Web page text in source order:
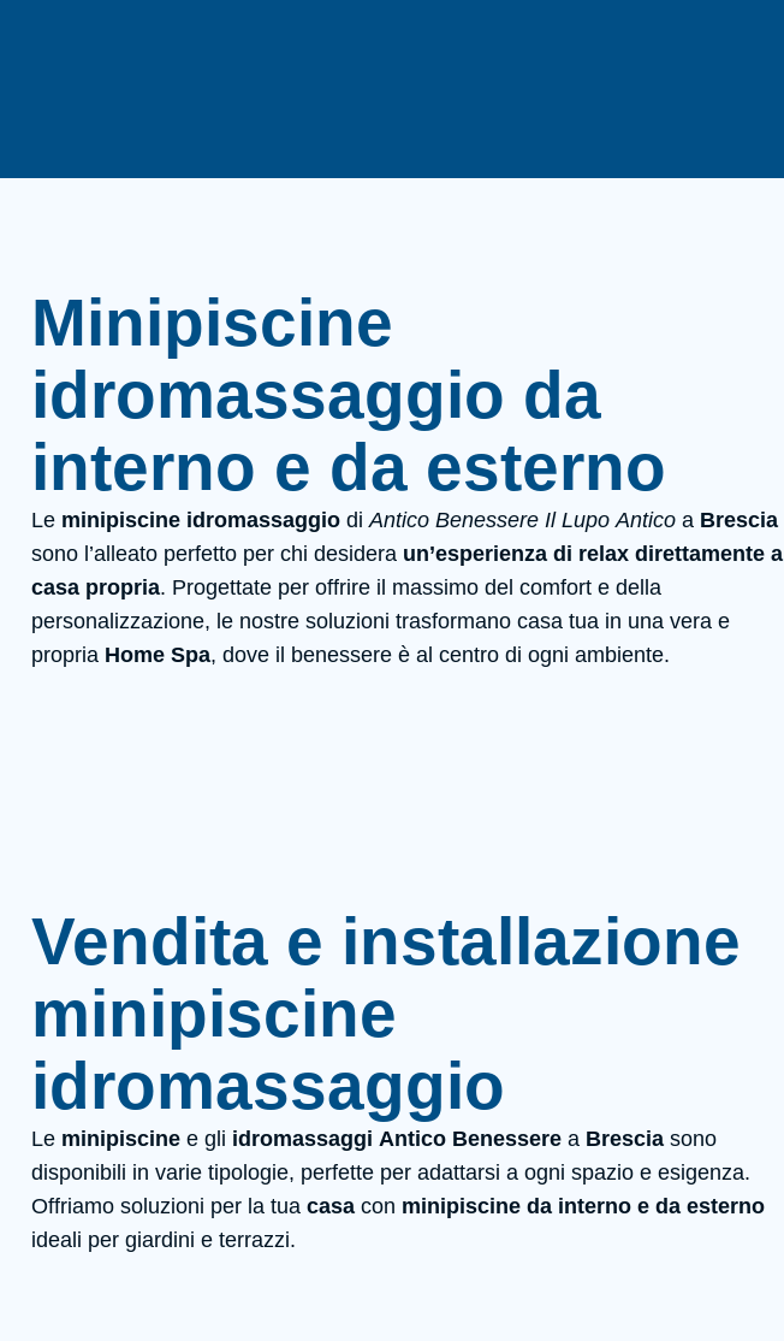
Minipiscine
idromassaggio da
interno e da esterno
Le minipiscine idromassaggio diAntico Benessere Il Lupo Antico a Brescia
sono l’alleato perfetto per chi desidera un’esperienza di relax direttamente a
casa propria. Progettate per offrire il massimo del comfort e della
personalizzazione, le nostre soluzioni trasformano casa tua in una vera e
propria Home Spa, dove il benessere è al centro di ogni ambiente.
Vendita e installazione
minipiscine
idromassaggio
Le minipiscine e gli idromassaggi Antico Benessere a Brescia sono
disponibili in varie tipologie, perfette per adattarsi a ogni spazio e esigenza.
Offriamo soluzioni per la tua casa con minipiscine da interno e da esterno
ideali per giardini e terrazzi.